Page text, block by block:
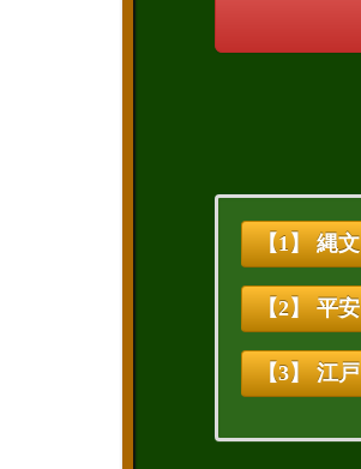
【1】 縄文
【2】 平安
【3】 江戸